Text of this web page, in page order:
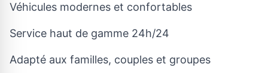
Véhicules modernes et confortables
Service haut de gamme 24h/24
Adapté aux familles, couples et groupes